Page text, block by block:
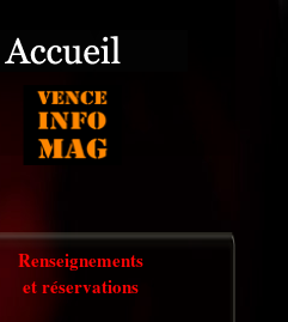
Renseignements
et réservations